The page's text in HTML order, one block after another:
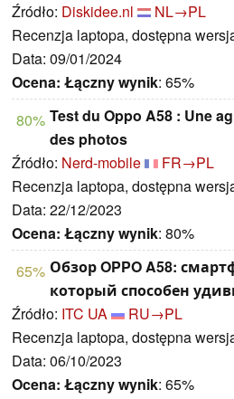
Źródło: Diskidee.nl
NL→PL
Recenzja laptopa, dostępna
Data: 09/01/2024
Ocena: Łączny wynik: 65%
80% Test du Oppo A58 : Une
des photos
Źródło: Nerd-mobile
FR→PL
Recenzja laptopa, dostępna
Data: 22/12/2023
Ocena: Łączny wynik: 80%
65% Обзор OPPO A58:
который способен
Źródło: ITC UA
RU→PL
Recenzja laptopa, dostępna
Data: 06/10/2023
Ocena: Łączny wynik: 65%